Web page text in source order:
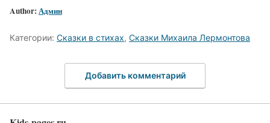
Author:Админ
Категории: Сказки в стихах, Сказки Михаила Лермонтова
Добавить комментарий